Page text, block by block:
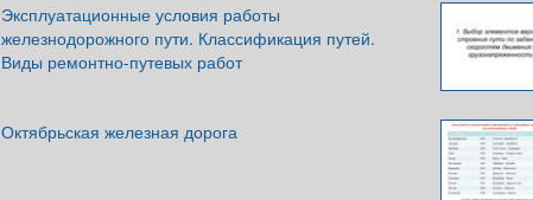
Эксплуатационные условия работы
железнодорожного пути. Классификация путей.
Виды ремонтно-путевых работ
Октябрьская железная дорога